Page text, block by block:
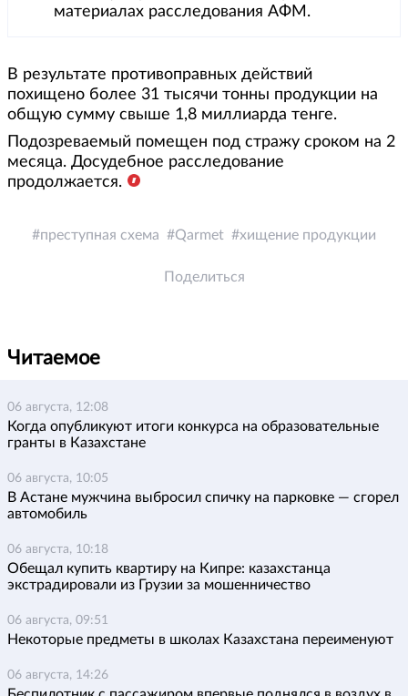
материалах расследования АФМ.
В результате противоправных действий
похищено более 31 тысячи тонны продукции на
общую сумму свыше 1,8 миллиарда тенге.
Подозреваемый помещен под стражу сроком на 2
месяца. Досудебное расследование
продолжается.
преступная схема Qarmet хищение продукции
Поделиться
Читаемое
06 августа, 12:08
Когда опубликуют итоги конкурса на образовательные
гранты в Казахстане
06 августа, 10:05
В Астане мужчина выбросил спичку на парковке — сгорел
автомобиль
06 августа, 10:18
Обещал купить квартиру на Кипре: казахстанца
экстрадировали из Грузии за мошенничество
06 августа, 09:51
Некоторые предметы в школах Казахстана переименуют
06 августа, 14:26